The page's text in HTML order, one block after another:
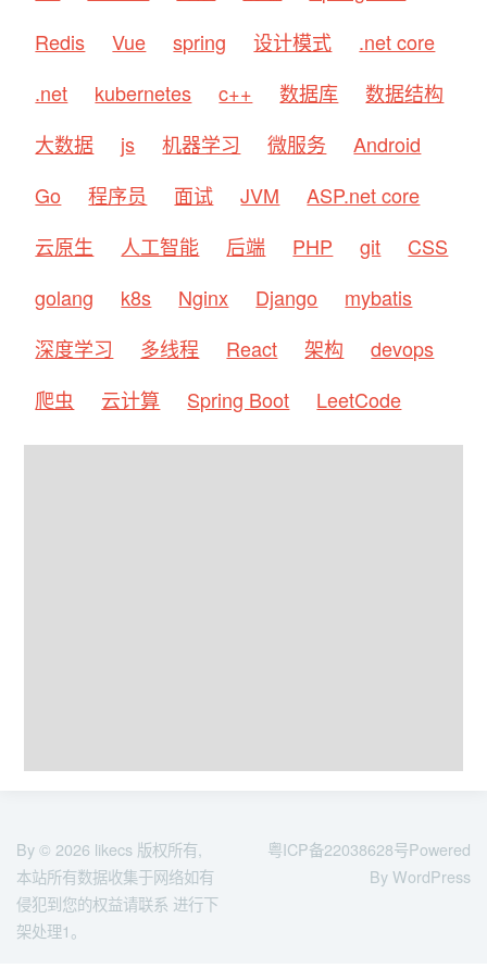
Redis
Vue spring 设计模式
.net core
.net
kubernetes c++ 数据库
数据结构
大数据
js 机器学习 微服务
Android
Go
程序员 面试 JVM
ASP.net core
云原生
人工智能 后端 PHP git
CSS
golang
k8s Nginx Django
mybatis
深度学习
多线程 React 架构
devops
爬虫
云计算 Spring Boot LeetCode
By © 2026 likecs 版权所有,
本站所有数据收集于网络如有
侵犯到您的权益请联系 进行下
架处理1。
粤ICP备22038628号Powered
By WordPress